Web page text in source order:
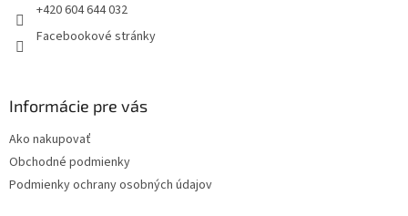
+420 604 644 032
Facebookové stránky
Informácie pre vás
Ako nakupovať
Obchodné podmienky
Podmienky ochrany osobných údajov